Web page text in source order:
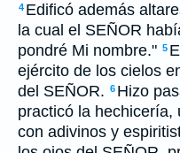
4 Edificó además
la cual el SEÑOR
pondré Mi nombre." 5
ejército de los cielos
del SEÑOR. 6 Hizo
practicó la hechicería,
con adivinos y